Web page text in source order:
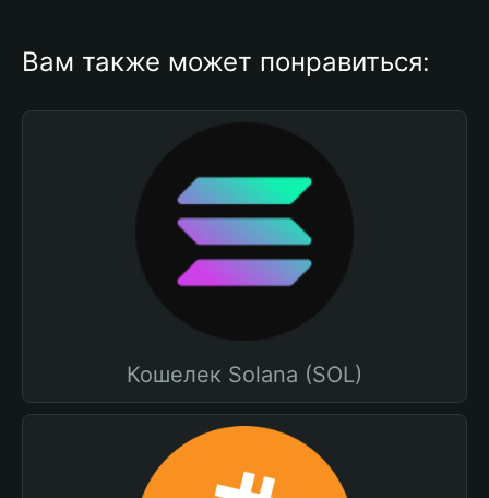
Вам также может понравиться:
Кошелек Solana (SOL)